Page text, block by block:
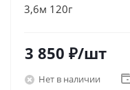
3,6м 120г
3 850 ₽/шт
Нет в наличии